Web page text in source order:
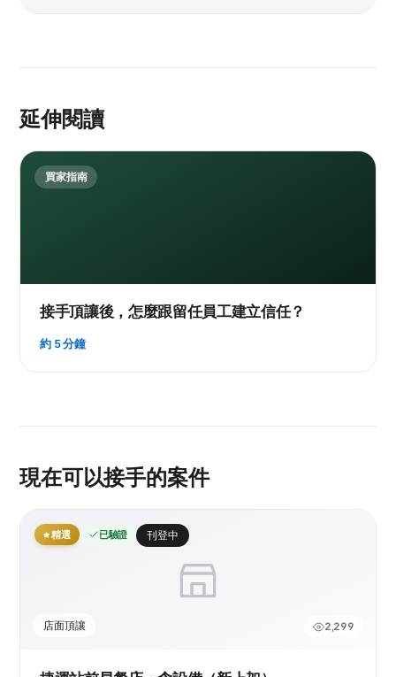
延伸閱讀
買家指南
接手頂讓後，怎麼跟留任員工建立信任？
約 5 分鐘
現在可以接手的案件
精選 已驗證 刊登中
店面頂讓 2,299